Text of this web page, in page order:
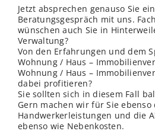
Jetzt absprechen genauso Sie
Beratungsgespräch mit uns.
wünschen auch Sie in
Verwaltung?
Von den Erfahrungen und dem
Wohnung / Haus –
Wohnung / Haus –
dabei profitieren?
Sie sollten sich in diesem Fall
Gern machen wir für Sie
Handwerkerleistungen und die
ebenso wie Nebenkosten.